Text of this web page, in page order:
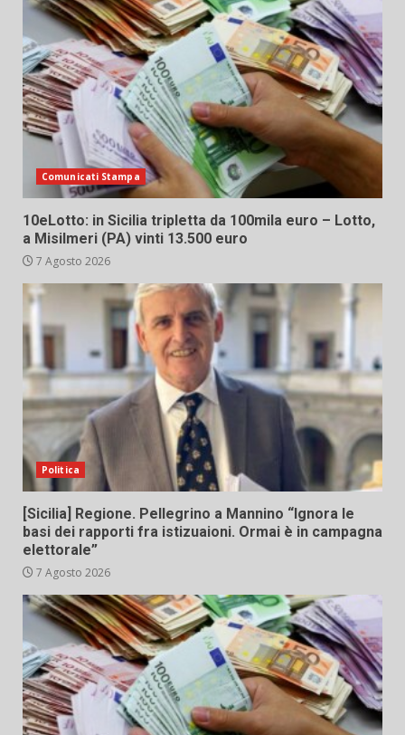
Comunicati Stampa
10eLotto: in Sicilia tripletta da 100mila euro – Lotto,
a Misilmeri (PA) vinti 13.500 euro
7 Agosto 2026
Politica
[Sicilia] Regione. Pellegrino a Mannino “Ignora le
basi dei rapporti fra istizuaioni. Ormai è in campagna
elettorale”
7 Agosto 2026